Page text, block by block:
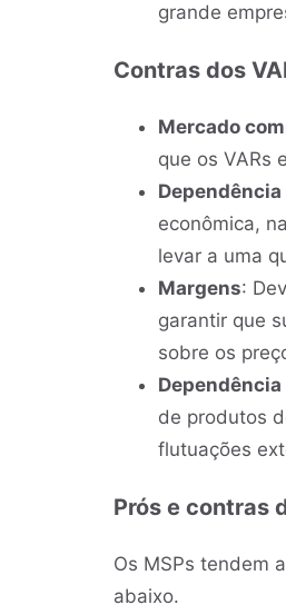
grande
Contras dos
Mercado
que os VARs
econômica,
levar a uma
Margens:
garantir que
sobre os
de produtos
flutuações
Prós e contras
Os MSPs tendem
abaixo.